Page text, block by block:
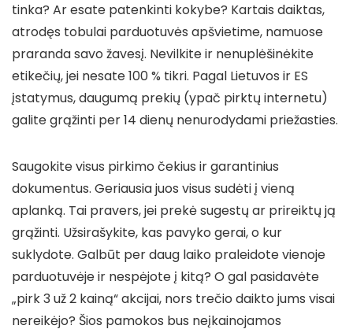
tinka? Ar esate patenkinti kokybe? Kartais daiktas,
atrodęs tobulai parduotuvės apšvietime, namuose
praranda savo žavesį. Nevilkite ir nenuplėšinėkite
etikečių, jei nesate 100 % tikri. Pagal Lietuvos ir ES
įstatymus, daugumą prekių (ypač pirktų internetu)
galite grąžinti per 14 dienų nenurodydami priežasties.
Saugokite visus pirkimo čekius ir garantinius
dokumentus. Geriausia juos visus sudėti į vieną
aplanką. Tai pravers, jei prekė sugestų ar prireiktų ją
grąžinti. Užsirašykite, kas pavyko gerai, o kur
suklydote. Galbūt per daug laiko praleidote vienoje
parduotuvėje ir nespėjote į kitą? O gal pasidavėte
„pirk 3 už 2 kainą“ akcijai, nors trečio daikto jums visai
nereikėjo? Šios pamokos bus neįkainojamos